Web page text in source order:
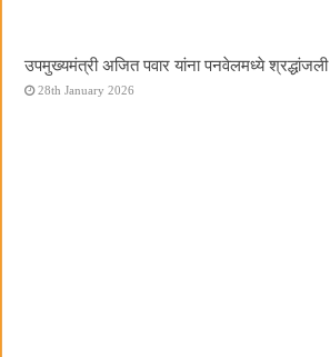
उपमुख्यमंत्री अजित पवार यांना पनवेलमध्ये श्रद्धांजली
28th January 2026